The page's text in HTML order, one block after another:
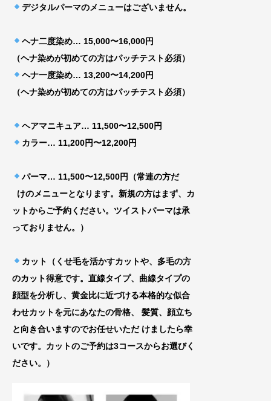
デジタルパーマのメニューはございません。
ヘナ二度染め… 15,000〜16,000円
（ヘナ染めが初めての方はパッチテスト必須）
ヘナ一度染め… 13,200〜14,200円
（ヘナ染めが初めての方はパッチテスト必須）
ヘアマニキュア… 11,500〜12,500円
カラー… 11,200円〜12,200円
パーマ… 11,500〜12,500円（常連の方だ
けのメニューとなります。新規の方はまず、カ
ッ トからご予約ください。ツイストパーマは承
っておりません。）
カット（くせ毛を活かすカットや、多毛の方
のカット得意です。直線タイプ、曲線タイプの
顔型を分析し、黄金比に近づける本格的な似合
わせカットを元にあなたの骨格、
髪質、顔立ち
と向き合いますのでお任せいただ けましたら幸
いです。カットのご予約は3コースからお選びく
ださい。）